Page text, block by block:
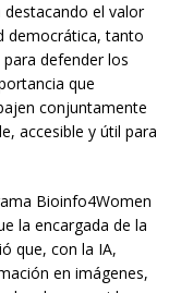
destacando el valor
democrática, tanto
defender los
que
conjuntamente
accesible y útil para
Bioinfo4Women
la encargada de la
que, con la IA,
en imágenes,